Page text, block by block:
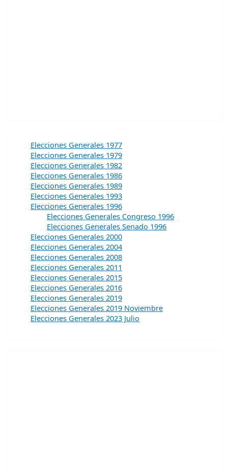
Elecciones Generales 1977
Elecciones Generales 1979
Elecciones Generales 1982
Elecciones Generales 1986
Elecciones Generales 1989
Elecciones Generales 1993
Elecciones Generales 1996
Elecciones Generales Congreso 1996
Elecciones Generales Senado 1996
Elecciones Generales 2000
Elecciones Generales 2004
Elecciones Generales 2008
Elecciones Generales 2011
Elecciones Generales 2015
Elecciones Generales 2016
Elecciones Generales 2019
Elecciones Generales 2019 Noviembre
Elecciones Generales 2023 Julio